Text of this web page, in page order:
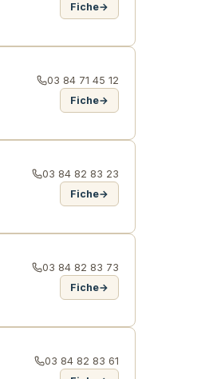
Fiche→
03 84 71 45 12
Fiche→
03 84 82 83 23
Fiche→
03 84 82 83 73
Fiche→
03 84 82 83 61